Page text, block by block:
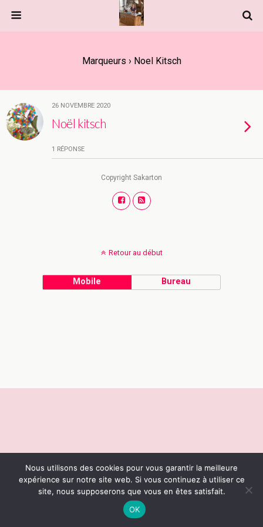
Marqueurs › Noel Kitsch
26 NOVEMBRE 2020
Noël kitsch
1 RÉPONSE
Copyright Sakarton
Nous utilisons des cookies pour vous garantir la meilleure
expérience sur notre site web. Si vous continuez à utiliser ce
site, nous supposerons que vous en êtes satisfait.
OK
Retour au début
Mobile Bureau